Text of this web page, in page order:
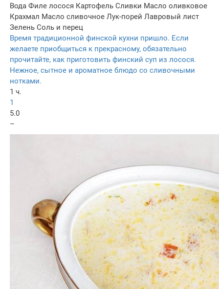
Вода Филе лосося Картофель Сливки Масло оливковое
Крахмал Масло сливочное Лук-порей Лавровый лист
Зелень Соль и перец
Время традиционной финской кухни пришло. Если
желаете приобщиться к прекрасному, обязательно
прочитайте, как приготовить финский суп из лосося.
Нежное, сытное и ароматное блюдо со сливочными
нотками.
1 ч.
1
5.0
–